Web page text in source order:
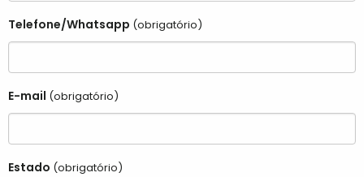
Telefone/Whatsapp (obrigatório)
E-mail (obrigatório)
Estado (obrigatório)